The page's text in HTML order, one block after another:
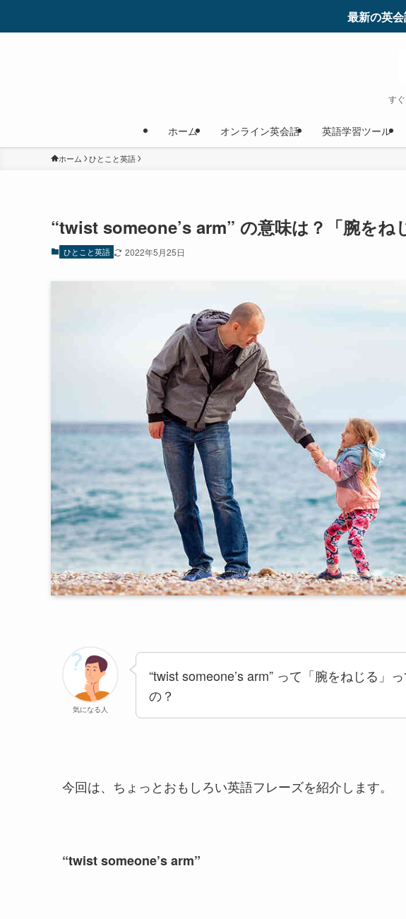
最新の英
す
ホーム オンライン英会話 英語学習ツール
ホーム ひとこと英語
“twist someone’s arm” の意味は？「腕をね
ひとこと英語 2022年5月25日
気になる人
“twist someone’s arm” って「腕をねじる」
の？
今回は、ちょっとおもしろい英語フレーズを紹介します。
“twist someone’s arm”